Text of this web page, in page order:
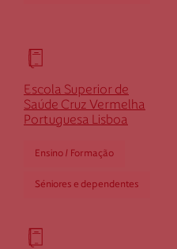
Cruz Vermelha
Rua Dr. Justino Cúmano,
233 899 903
Escola Superior de
Saúde Cruz Vermelha
Portuguesa Lisboa
Ensino / Formação
Séniores e dependentes